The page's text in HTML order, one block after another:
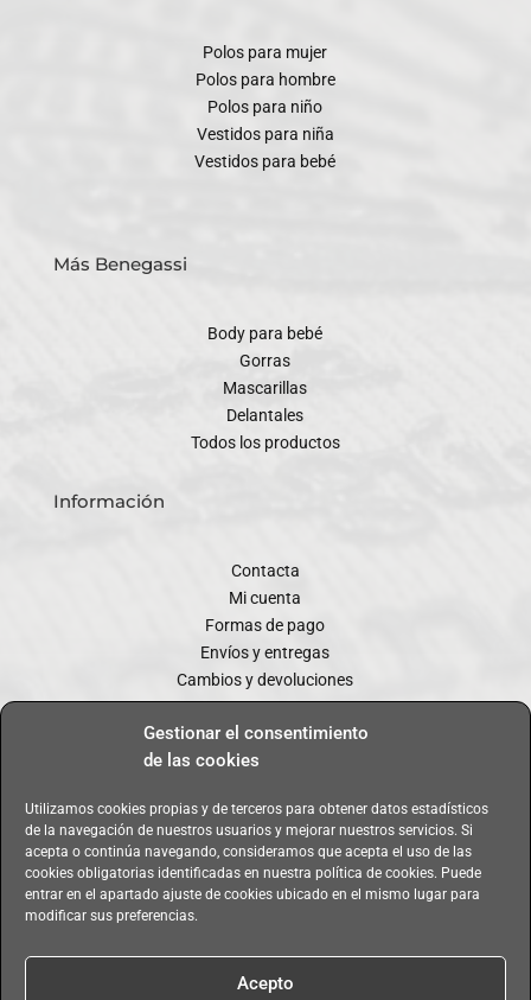
Gestionar el consentimiento
de las cookies
Utilizamos cookies propias y de terceros para obtener datos estadísticos
de la navegación de nuestros usuarios y mejorar nuestros servicios. Si
acepta o continúa navegando, consideramos que acepta el uso de las
cookies obligatorias identificadas en nuestra política de cookies. Puede
entrar en el apartado ajuste de cookies ubicado en el mismo lugar para
modificar sus preferencias.
Acepto
Polos para mujer
Polos para hombre
Polos para niño
Vestidos para niña
Vestidos para bebé
Más Benegassi
Body para bebé
Gorras
Mascarillas
Delantales
Todos los productos
Información
Contacta
Mi cuenta
Formas de pago
Envíos y entregas
Cambios y devoluciones
Política de privacidad y Aviso Legal
los sorteos|Blog | Ayudas